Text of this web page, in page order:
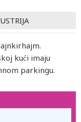
kući imaju
parkingu.